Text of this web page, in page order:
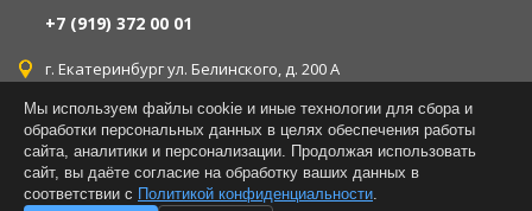
+7 (919) 372 00 01
г. Екатеринбург ул. Белинского, д. 200 А
г. Екатеринбург ул. Уральская, д. 77
г. Екатеринбург ул. Латвийская, д. 14
Мы используем файлы cookie и иные технологии для сбора и
обработки персональных данных в целях обеспечения работы
сайта, аналитики и персонализации. Продолжая использовать
сайт, вы даёте согласие на обработку ваших данных в
соответствии с Политикой конфиденциальности.